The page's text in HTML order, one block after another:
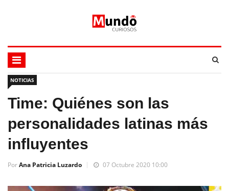
NOTICIAS
Time: Quiénes son las
personalidades latinas más
influyentes
PorAna Patricia Luzardo 07 Octubre 2020 10:00